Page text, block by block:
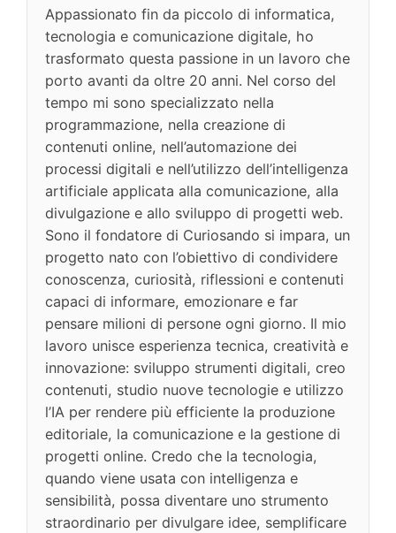
Appassionato fin da piccolo di informatica,
tecnologia e comunicazione digitale, ho
trasformato questa passione in un lavoro che
porto avanti da oltre 20 anni. Nel corso del
tempo mi sono specializzato nella
programmazione, nella creazione di
contenuti online, nell’automazione dei
processi digitali e nell’utilizzo dell’intelligenza
artificiale applicata alla comunicazione, alla
divulgazione e allo sviluppo di progetti web.
Sono il fondatore di Curiosando si impara, un
progetto nato con l’obiettivo di condividere
conoscenza, curiosità, riflessioni e contenuti
capaci di informare, emozionare e far
pensare milioni di persone ogni giorno. Il mio
lavoro unisce esperienza tecnica, creatività e
innovazione: sviluppo strumenti digitali, creo
contenuti, studio nuove tecnologie e utilizzo
l’IA per rendere più efficiente la produzione
editoriale, la comunicazione e la gestione di
progetti online. Credo che la tecnologia,
quando viene usata con intelligenza e
sensibilità, possa diventare uno strumento
straordinario per divulgare idee, semplificare